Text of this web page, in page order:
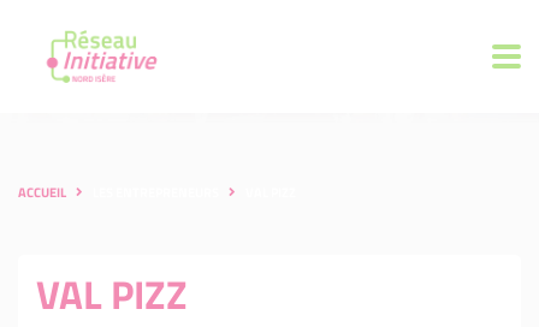
ACCUEIL
VAL PIZZ